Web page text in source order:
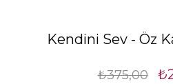
Kendini Sev - Öz
₺375,00